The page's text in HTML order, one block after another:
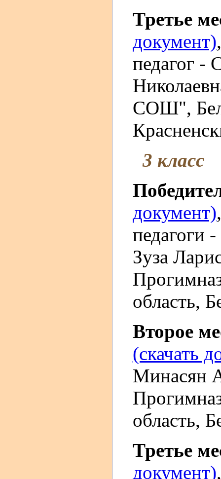
Третье
документ)
педагог -
СОШ",
3 класс
документ)
педагоги
Зуза
область,
Второе
(скачать
Минасян
область,
Третье
документ)